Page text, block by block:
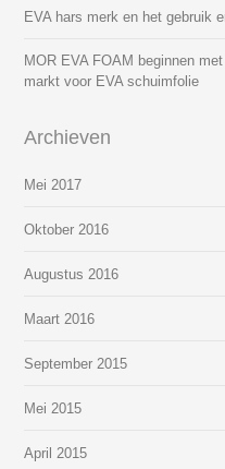
EVA hars merk en het gebruik
MOR EVA FOAM beginnen
markt voor EVA schuimfolie
Archieven
Mei 2017
Oktober 2016
Augustus 2016
Maart 2016
September 2015
Mei 2015
April 2015